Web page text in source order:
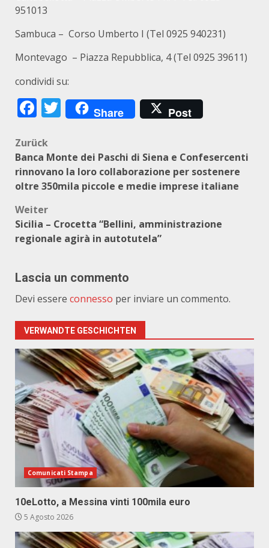
951013
Sambuca – Corso Umberto I (Tel 0925 940231)
Montevago – Piazza Repubblica, 4 (Tel 0925 39611)
condividi su:
Facebook
Twitter
Share Post
Beitragsnavigation
Zurück
Banca Monte dei Paschi di Siena e Confesercenti
rinnovano la loro collaborazione per sostenere
oltre 350mila piccole e medie imprese italiane
Weiter
Sicilia – Crocetta “Bellini, amministrazione
regionale agirà in autotutela”
Lascia un commento
Devi essere connesso per inviare un commento.
VERWANDTE GESCHICHTEN
Comunicati Stampa
10eLotto, a Messina vinti 100mila euro
5 Agosto 2026